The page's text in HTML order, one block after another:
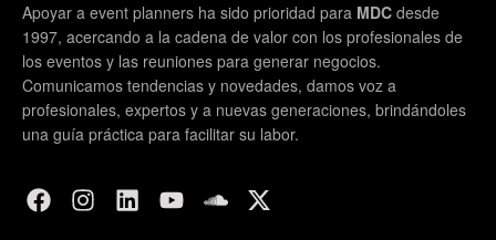
Apoyar a event planners ha sido prioridad para MDC desde
1997, acercando a la cadena de valor con los profesionales de
los eventos y las reuniones para generar negocios.
Comunicamos tendencias y novedades, damos voz a
profesionales, expertos y a nuevas generaciones, brindándoles
una guía práctica para facilitar su labor.